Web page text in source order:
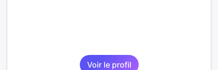
Voir le profil